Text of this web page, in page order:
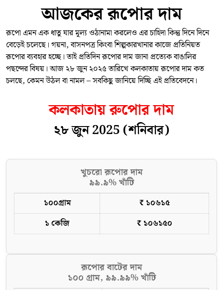
আজকের রূপোর দাম
রূপো এমন এক ধাতু যার মূল্য ওঠানামা করলেও এর চাহিদা কিন্তু দিনে দিনে
বেড়েই চলেছে। গয়না, বাসনপত্র কিংবা শিল্পকারখানার কাজে প্রতিনিয়ত
রূপোর ব্যবহার হচ্ছে। তাই প্রতিদিন রূপোর দাম জানা প্রত্যেক বাঙালির
পছন্দের বিষয়। আজ ২৮ জুন ২০২৫ তারিখে কলকাতায় রূপোর দাম কত
চলছে, কেমন উঠল বা নামল – সবকিছু জানিয়ে দিচ্ছি এই প্রতিবেদনে।
কলকাতায় রুপোর দাম
২৮ জুন 2025 (শনিবার)
খুচরো রূপোর দাম
৯৯.৯% খাঁটি
১০০গ্রাম
₹ ১০৬১৫
১ কেজি
₹ ১০৬১৫০
রূপোর বাটের দাম
১০০ গ্রাম, ৯৯.৯৯% খাঁটি